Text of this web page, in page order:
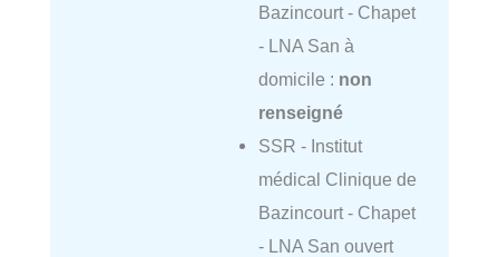
Bazincourt - Chapet
- LNA San à
domicile : non
renseigné
SSR - Institut
médical Clinique de
Bazincourt - Chapet
- LNA San ouvert